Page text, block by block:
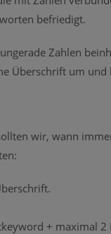
befriedigt.
Zahlen
Überschrift um und
wir, wann
+ maximal 2